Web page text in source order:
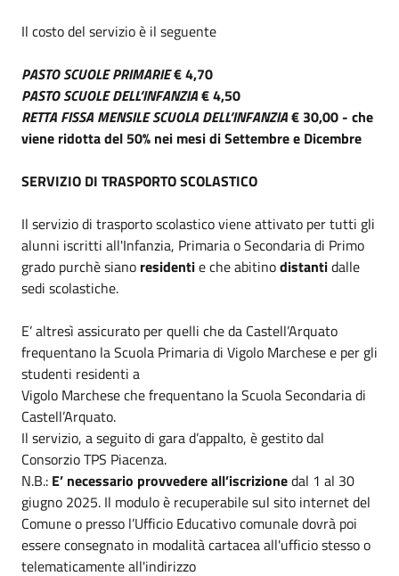
Il costo del servizio è il seguente
PASTO SCUOLE PRIMARIE€ 4,70
PASTO SCUOLE DELL’INFANZIA€ 4,50
RETTA FISSA MENSILE SCUOLA DELL’INFANZIA€ 30,00 - che
viene ridotta del 50% nei mesi di Settembre e Dicembre
SERVIZIO DI TRASPORTO SCOLASTICO
Il servizio di trasporto scolastico viene attivato per tutti gli
alunni iscritti all'Infanzia, Primaria o Secondaria di Primo
grado purchè siano residentie che abitinodistantidalle
sedi scolastiche.
E’ altresì assicurato per quelli che da Castell’Arquato
frequentano la Scuola Primaria di Vigolo Marchese e per gli
studenti residenti a
Vigolo Marchese che frequentano la Scuola Secondaria di
Castell’Arquato.
Il servizio, a seguito di gara d’appalto, è gestito dal
Consorzio TPS Piacenza.
N.B.: E’ necessario provvedere all’iscrizionedal 1 al 30
giugno 2025. Il modulo è recuperabile sul sito internet del
Comune o presso l’Ufficio Educativo comunale dovrà poi
essere consegnato in modalità cartacea all'ufficio stesso o
telematicamente all'indirizzo